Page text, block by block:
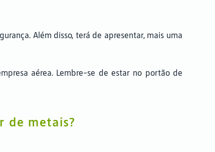
Além disso, terá de apresentar, mais uma
aérea. Lembre-se de estar no portão de
de metais?